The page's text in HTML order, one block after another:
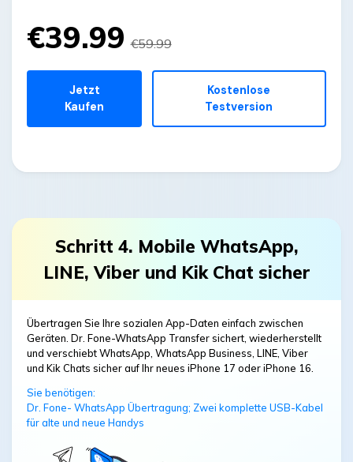
€39.99 €59.99
Jetzt
Kaufen
Kostenlose
Testversion
Schritt 4. Mobile WhatsApp,
LINE, Viber und Kik Chat sicher
Übertragen Sie Ihre sozialen App-Daten einfach zwischen
Geräten. Dr. Fone-WhatsApp Transfer sichert, wiederherstellt
und verschiebt WhatsApp, WhatsApp Business, LINE, Viber
und Kik Chats sicher auf Ihr neues iPhone 17 oder iPhone 16.
Sie benötigen:
Dr. Fone- WhatsApp Übertragung; Zwei komplette USB-Kabel
für alte und neue Handys